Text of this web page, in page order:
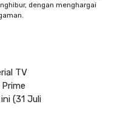
dengan menghargai
TV
(31 Juli